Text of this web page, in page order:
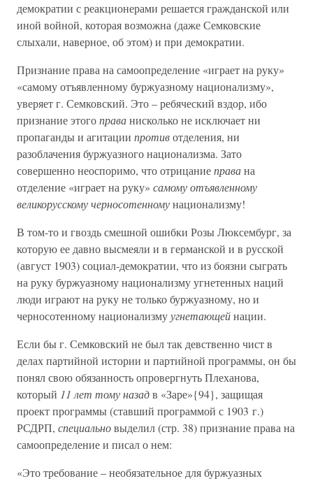
демократии с реакционерами решается гражданской или
иной войной, которая возможна (даже Семковские
слыхали, наверное, об этом) и при демократии.
Признание права на самоопределение «играет на руку»
«самому отъявленному буржуазному национализму»,
уверяет г. Семковский. Это – ребяческий вздор, ибо
признание этогоправанисколько не исключает ни
пропаганды и агитации противотделения, ни
разоблачения буржуазного национализма. Зато
совершенно неоспоримо, что отрицаниеправана
отделение «играет на руку» самому отъявленному
великорусскому черносотенномунационализму!
В том-то и гвоздь смешной ошибки Розы Люксембург, за
которую ее давно высмеяли и в германской и в русской
(август 1903) социал-демократии, что из боязни сыграть
на руку буржуазному национализму угнетенных наций
люди играют на руку не только буржуазному, но и
черносотенному национализмуугнетающейнации.
Если бы г. Семковский не был так девственно чист в
делах партийной истории и партийной программы, он бы
понял свою обязанность опровергнуть Плеханова,
который 11 лет тому назадв «Заре»{94}, защищая
проект программы (ставший программой с 1903 г.)
РСДРП, специальновыделил (стр. 38) признание права на
самоопределение и писал о нем:
«Это требование – необязательное для буржуазных